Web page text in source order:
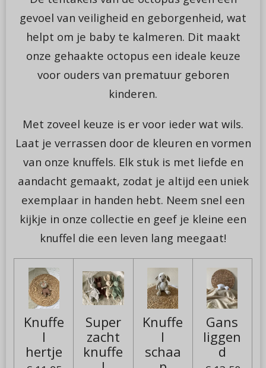
gevoel van veiligheid en geborgenheid, wat
helpt om je baby te kalmeren. Dit maakt
onze gehaakte octopus een ideale keuze
voor ouders van prematuur geboren
kinderen.
Met zoveel keuze is er voor ieder wat wils.
Laat je verrassen door de kleuren en vormen
van onze knuffels. Elk stuk is met liefde en
aandacht gemaakt, zodat je altijd een uniek
exemplaar in handen hebt. Neem snel een
kijkje in onze collectie en geef je kleine een
knuffel die een leven lang meegaat!
Knuffe
l
hertje
Super
zacht
knuffe
Knuffe
l
schaa
Gans
liggen
d